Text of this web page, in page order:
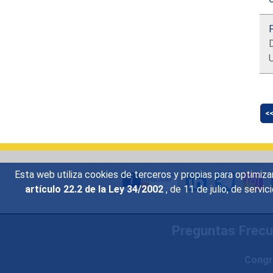
Esta web utiliza cookies de terceros y propias para
artículo 22.2 de la Ley 34/2002 , de 11 de julio, de
<<
Preguntas